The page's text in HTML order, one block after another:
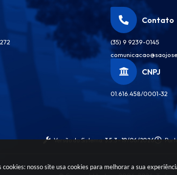
nosso site usa cookies para melhorar a sua
Contato
(35) 9 9239-0145
CNPJ
01.616.458/0001-32
Versão do Sistema:3.5.3 - 19/06/2026